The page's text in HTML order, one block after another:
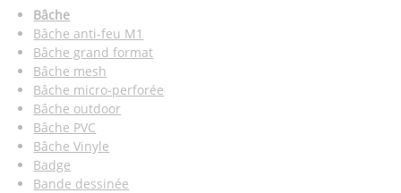
Bâche
Bâche anti-feu M1
Bâche grand format
Bâche mesh
Bâche micro-perforée
Bâche outdoor
Bâche PVC
Bâche Vinyle
Badge
Bande dessinée